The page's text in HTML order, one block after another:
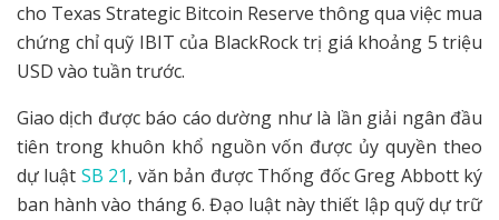
cho Texas Strategic Bitcoin Reserve thông qua việc mua
chứng chỉ quỹ IBIT của BlackRock trị giá khoảng 5 triệu
USD vào tuần trước.
Giao dịch được báo cáo dường như là lần giải ngân đầu
tiên trong khuôn khổ nguồn vốn được ủy quyền theo
dự luật SB 21, văn bản được Thống đốc Greg Abbott ký
ban hành vào tháng 6. Đạo luật này thiết lập quỹ dự trữ